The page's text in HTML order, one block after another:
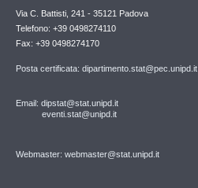
Via C. Battisti, 241 - 35121 Padova
Telefono: +39 0498274110
Fax: +39 0498274170
Posta certificata: dipartimento.stat@pec.unipd.it
Email: dipstat@stat.unipd.it
eventi.stat@unipd.it
Webmaster: webmaster@stat.unipd.it